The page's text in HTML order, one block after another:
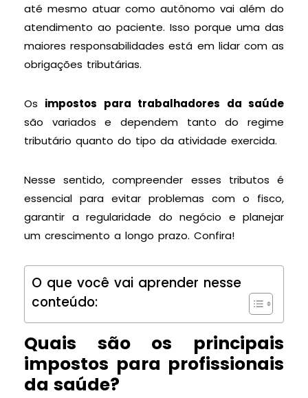
até mesmo atuar como autônomo vai além do
atendimento ao paciente. Isso porque uma das
maiores responsabilidades está em lidar com as
obrigações tributárias.
Os impostos para trabalhadores da saúde
são variados e dependem tanto do regime
tributário quanto do tipo da atividade exercida.
Nesse sentido, compreender esses tributos é
essencial para evitar problemas com o fisco,
garantir a regularidade do negócio e planejar
um crescimento a longo prazo. Confira!
O que você vai aprender nesse
conteúdo:
Quais são os principais
impostos para profissionais
da saúde?